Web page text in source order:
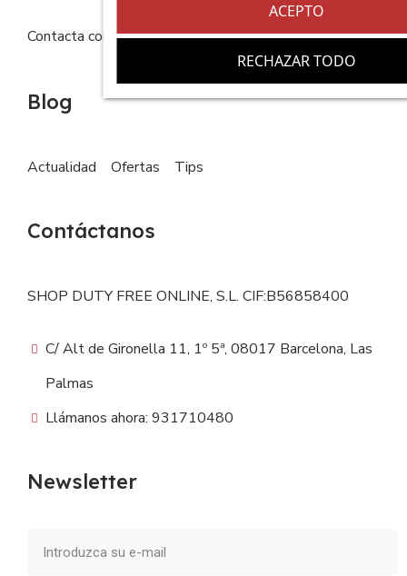
RECHAZAR TODO
ACEPTO
Contacta con nosotros FAQs
Blog
Actualidad Ofertas Tips
Contáctanos
SHOP DUTY FREE ONLINE, S.L. CIF:B56858400
C/ Alt de Gironella 11, 1º 5ª, 08017 Barcelona, Las
Palmas
Llámanos ahora: 931710480
Newsletter